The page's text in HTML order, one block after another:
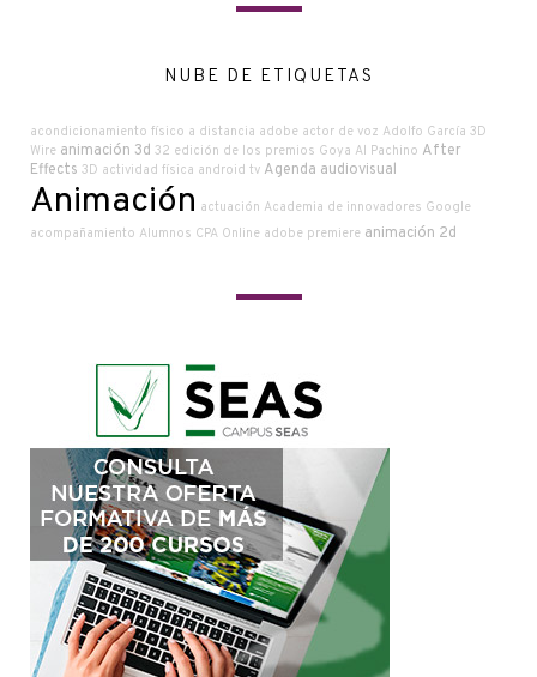
NUBE DE ETIQUETAS
acondicionamiento físico a distancia adobe actor de voz Adolfo García 3D
Wire animación 3d 32 edición de los premios Goya Al Pachino After
Effects 3D actividad física android tv Agenda audiovisual
Animación actuación Academia de innovadores Google
acompañamiento Alumnos CPA Online adobe premiere animación 2d